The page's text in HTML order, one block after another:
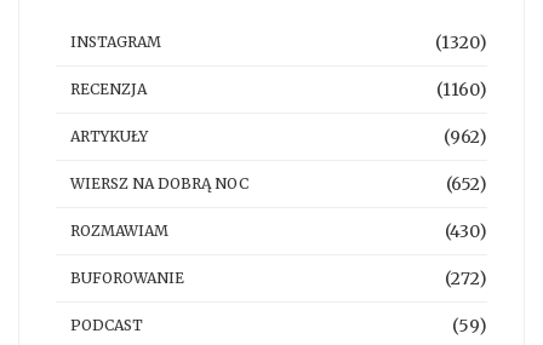
INSTAGRAM (1320)
RECENZJA (1160)
ARTYKUŁY (962)
WIERSZ NA DOBRĄ NOC (652)
ROZMAWIAM (430)
BUFOROWANIE (272)
PODCAST (59)